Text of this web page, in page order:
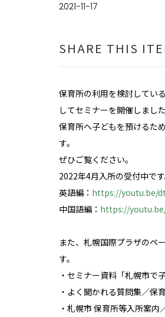
2021-11-17
SHARE THIS
保育所の利用を検討してい
してセミナーを開催しました
保育所へ子どもを預けるた
す。
ぜひご覧ください。
2022年4月入所の受付中で
英語編： https://youtu.be/
中国語編： https://
また、札幌国際プラザのペ
す。
・セミナー資料「札幌市で
・よく聞かれる質問集／保
・札幌市 保育所等入所案内